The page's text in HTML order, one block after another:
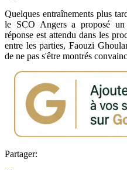
Quelques entraînements plus
le SCO Angers a proposé
réponse est attendu dans les
entre les parties, Faouzi
de ne pas s'être montrés
Partager: